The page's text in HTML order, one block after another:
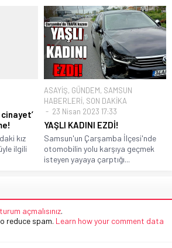
kız
ilgili
ASAYİŞ, GÜNDEM, SAMSUN
HABERLERİ, SON DAKİKA
23 Nisan 2023 17:33
YAŞLI KADINI EZDİ!
Samsun'un Çarşamba İlçesi'nde
otomobilin yolu karşıya geçmek
isteyen yayaya çarptığı...
açmalısınız.
reduce spam. Learn how your comment data